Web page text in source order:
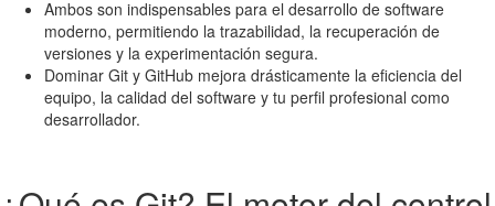
Ambos son indispensables para el desarrollo de software
moderno, permitiendo la trazabilidad, la recuperación de
versiones y la experimentación segura.
Dominar Git y GitHub mejora drásticamente la eficiencia del
equipo, la calidad del software y tu perfil profesional como
desarrollador.